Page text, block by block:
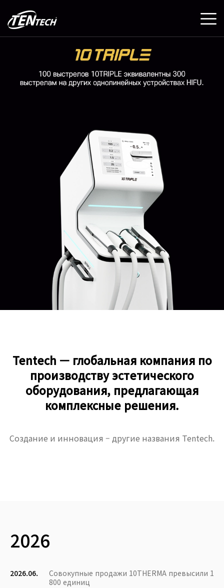
Tentech — глобальная компания по
производству эстетического
оборудования, предлагающая
комплексные решения.
Создание и инновация – другие названия Tentech.
2026
2026.06.
Совокупные продажи 10THERMA превысили 1
800 единиц